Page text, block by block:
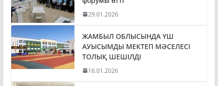
форумы өтті
29.01.2026
ЖАМБЫЛ ОБЛЫСЫНДА ҮШ
АУЫСЫМДЫ МЕКТЕП МӘСЕЛЕСІ
ТОЛЫҚ ШЕШІЛДІ
16.01.2026